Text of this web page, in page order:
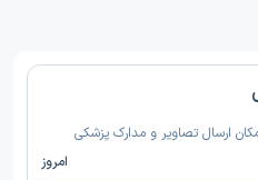
ارسال تصاویر و مدارک پزشکی
امروز